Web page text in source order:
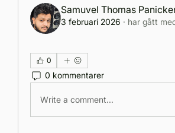
Samuvel Thomas
3 februari 2026 · har gått
0
0 kommentarer
Write a comment...